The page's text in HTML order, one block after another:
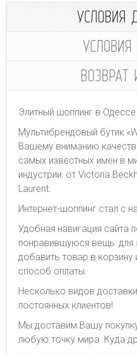
УСЛОВИЯ
Элитный шоппинг в
Мультибрендовый бутик
Вашему вниманию
самых известных имен в
индустрии: от Victoria
Laurent.
Интернет-шоппинг стал с
Удобная навигация сайта
понравившуюся вещь: для
добавить товар в
способ оплаты.
Несколько видов
постоянных клиентов!
Мы доставим Вашу
любую точку мира. Куда